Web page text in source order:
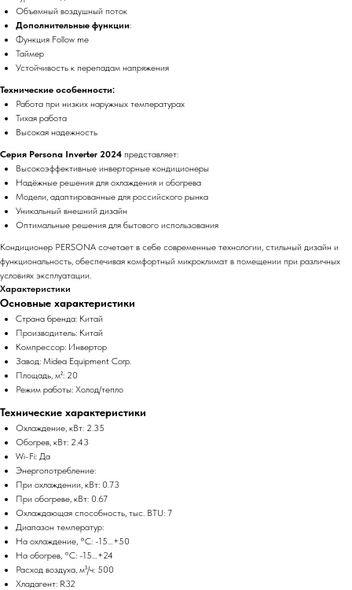
Объемный воздушный поток
Дополнительные функции:
Функция Follow me
Таймер
Устойчивость к перепадам напряжения
Технические особенности:
Работа при низких наружных температурах
Тихая работа
Высокая надежность
Серия Persona Inverter 2024 представляет:
Высокоэффективные инверторные кондиционеры
Надёжные решения для охлаждения и обогрева
Модели, адаптированные для российского рынка
Уникальный внешний дизайн
Оптимальные решения для бытового использования
Кондиционер PERSONA сочетает в себе современные технологии, стильный дизайн и
функциональность, обеспечивая комфортный микроклимат в помещении при различных
условиях эксплуатации.
Характеристики
Основные характеристики
Страна бренда: Китай
Производитель: Китай
Компрессор: Инвертор
Завод: Midea Equipment Corp.
Площадь, м²: 20
Режим работы: Холод/тепло
Технические характеристики
Охлаждение, кВт: 2.35
Обогрев, кВт: 2.43
Wi-Fi: Да
Энергопотребление:
При охлаждении, кВт: 0.73
При обогреве, кВт: 0.67
Охлаждающая способность, тыс. BTU: 7
Диапазон температур:
На охлаждение, °C: -15…+50
На обогрев, °C: -15…+24
Расход воздуха, м³/ч: 500
Хладагент: R32